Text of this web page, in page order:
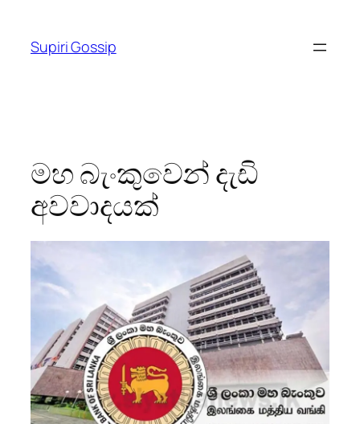
content
Supiri Gossip
මහ බැංකුවෙන් දැඩි
අවවාදයක්